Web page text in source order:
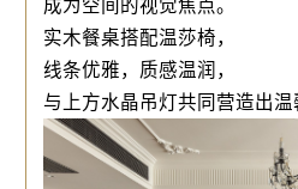
成为空间的视觉焦点。
实木餐桌搭配温莎椅，
线条优雅，质感温润，
与上方水晶吊灯共同营造出温